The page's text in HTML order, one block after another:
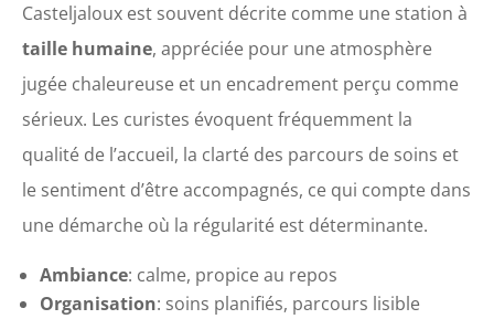
Casteljaloux est souvent décrite comme une station à
taille humaine, appréciée pour une atmosphère
jugée chaleureuse et un encadrement perçu comme
sérieux. Les curistes évoquent fréquemment la
qualité de l’accueil, la clarté des parcours de soins et
le sentiment d’être accompagnés, ce qui compte dans
une démarche où la régularité est déterminante.
Ambiance: calme, propice au repos
Organisation: soins planifiés, parcours lisible